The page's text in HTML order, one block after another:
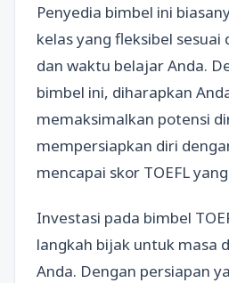
Penyedia bimbel ini
kelas yang fleksibel
dan waktu belajar Anda.
bimbel ini, diharapkan
memaksimalkan potensi
mempersiapkan diri
mencapai skor TOEFL
Investasi pada bimbel
langkah bijak untuk masa
Anda. Dengan persiapan